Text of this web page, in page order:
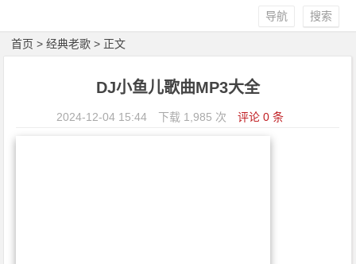
搜索
导航
首页 >经典老歌 > 正文
DJ小鱼儿歌曲MP3大全
2024-12-04 15:44 下载 1,985 次 评论 0 条